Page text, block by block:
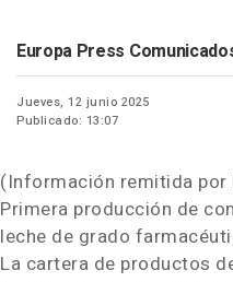
Europa Press
Jueves, 12 junio 2025
Publicado: 13:07
(Información remitida
Primera producción de
leche de grado
La cartera de productos